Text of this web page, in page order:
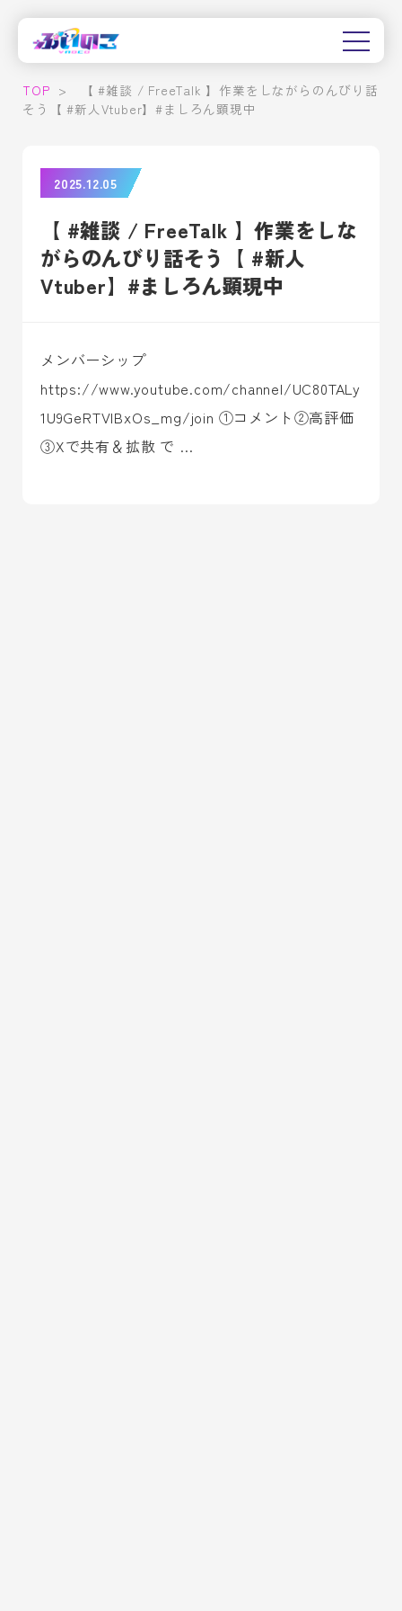
TOP >
【 #雑談 / FreeTalk 】作業をしながらのんびり話
そう【 #新人Vtuber】#ましろん顕現中
2025.12.05
【 #雑談 / FreeTalk 】作業をしな
がらのんびり話そう【 #新人
Vtuber】#ましろん顕現中
メンバーシップ
https://www.youtube.com/channel/UC80TALy
1U9GeRTVIBxOs_mg/join ①コメント②高評価
③Xで共有＆拡散 で …